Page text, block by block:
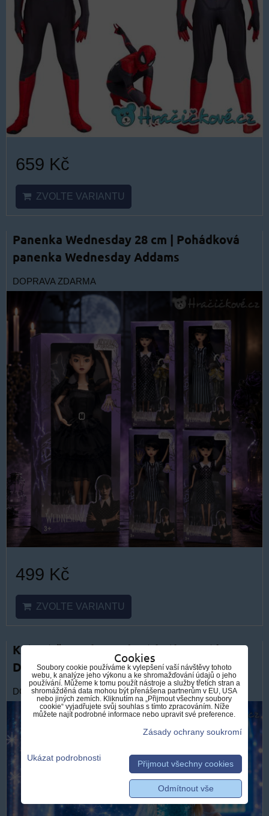
659 Kč
ZVOLTE VARIANTU
Panenka Wednesday 28 cm | Pohádková
panenka Wednesday Addams
DOPRAVA ZDARMA
499 Kč
ZVOLTE VARIANTU
Krásné šaty Elza Ledové království |
Dětské šaty Frozen Elsa
DOPRAVA ZDARMA
Cookies
Soubory cookie používáme k vylepšení vaší návštěvy tohoto
webu, k analýze jeho výkonu a ke shromažďování údajů o jeho
používání. Můžeme k tomu použít nástroje a služby třetích stran a
shromážděná data mohou být přenášena partnerům v EU, USA
nebo jiných zemích. Kliknutím na „Přijmout všechny soubory
cookie“ vyjadřujete svůj souhlas s tímto zpracováním. Níže
můžete najít podrobné informace nebo upravit své preference.
Zásady ochrany soukromí
Ukázat podrobnosti
Přijmout všechny cookies
Odmítnout vše